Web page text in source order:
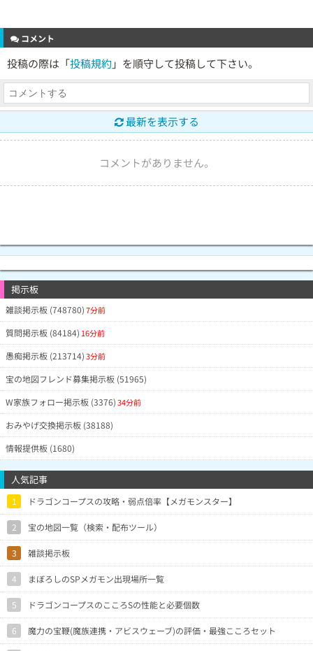
コメント
投稿の際は「投稿規約 」を順守して投稿して下さい。
最新を表示する
コメントがありません。
掲示板
雑談掲示板 (748780)7分前
質問掲示板 (84184) 16分前
愚痴掲示板 (213714)3分前
宝の地図フレンド募集掲示板 (51965)
W家族フォロー掲示板 (3376)34分前
おみやげ交換掲示板 (38188)
情報提供板 (1680)
人気記事
1 ドラゴンコープスの攻略・弱点倍率【メガモンスター】
2 宝の地図一覧（検索・配布ツール）
3 雑談掲示板
4 まぼろしのSPメガモン出現場所一覧
5 ドラゴンコープスのこころSの性能と必要個数
6 魔力の宝鞭(魔族連携・アビスウェーブ)の評価・最強こころセット